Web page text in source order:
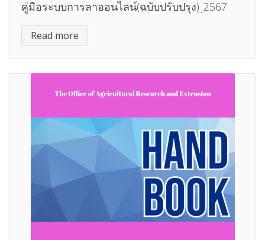
คู่มือระบบการลาออนไลน์(ฉบับปรับปรุง)_2567
Read more